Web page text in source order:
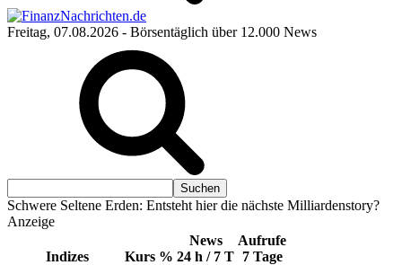
Freitag, 07.08.2026 - Börsentäglich über 12.000 News
Schwere Seltene Erden: Entsteht hier die nächste Milliardenstory?
Anzeige
Indizes Kurs %
News
24 h / 7 T
Aufrufe
7 Tage